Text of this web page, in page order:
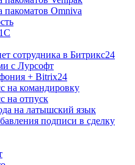
пакоматов Omniva
сотрудника в Битрикс24
с Лурсофт
+ Bitrix24
на командировку
на отпуск
на латышский язык
подписи в сделку